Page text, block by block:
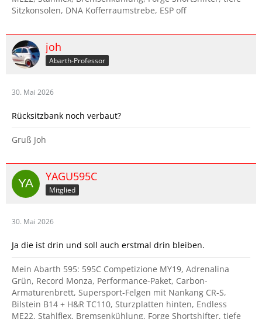
Sitzkonsolen, DNA Kofferraumstrebe, ESP off
joh
Abarth-Professor
30. Mai 2026
Rücksitzbank noch verbaut?
Gruß Joh
YAGU595C
Mitglied
30. Mai 2026
Ja die ist drin und soll auch erstmal drin bleiben.
Mein Abarth 595: 595C Competizione MY19, Adrenalina
Grün, Record Monza, Performance-Paket, Carbon-
Armaturenbrett, Supersport-Felgen mit Nankang CR-S,
Bilstein B14 + H&R TC110, Sturzplatten hinten, Endless
ME22, Stahlflex, Bremsenkühlung, Forge Shortshifter, tiefe